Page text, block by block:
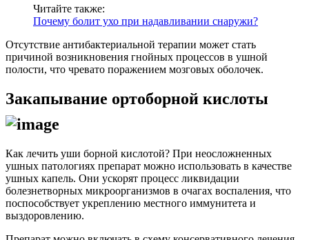
Читайте также:
Почему болит ухо при надавливании снаружи?
Отсутствие антибактериальной терапии может стать
причиной возникновения гнойных процессов в ушной
полости, что чревато поражением мозговых оболочек.
Закапывание ортоборной кислоты
Как лечить уши борной кислотой? При неосложненных
ушных патологиях препарат можно использовать в качестве
ушных капель. Они ускорят процесс ликвидации
болезнетворных микроорганизмов в очагах воспаления, что
поспособствует укреплению местного иммунитета и
выздоровлению.